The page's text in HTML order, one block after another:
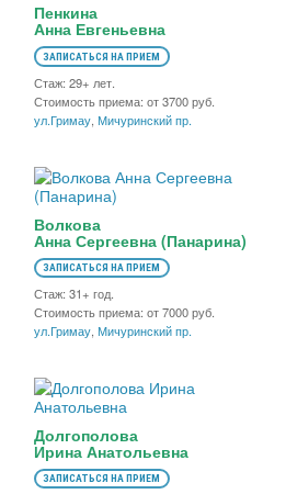
Пенкина
Анна Евгеньевна
ЗАПИСАТЬСЯ НА ПРИЕМ
Стаж: 29+ лет.
Стоимость приема: от 3700 руб.
ул.Гримау, Мичуринский пр.
Волкова
Анна Сергеевна (Панарина)
ЗАПИСАТЬСЯ НА ПРИЕМ
Стаж: 31+ год.
Стоимость приема: от 7000 руб.
ул.Гримау, Мичуринский пр.
Долгополова
Ирина Анатольевна
ЗАПИСАТЬСЯ НА ПРИЕМ